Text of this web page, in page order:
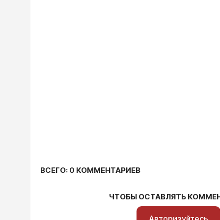
ВСЕГО: 0 КОММЕНТАРИЕВ
ЧТОБЫ ОСТАВЛЯТЬ